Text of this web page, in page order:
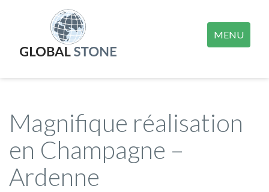
MENU
Magnifique réalisation
en Champagne –
Ardenne